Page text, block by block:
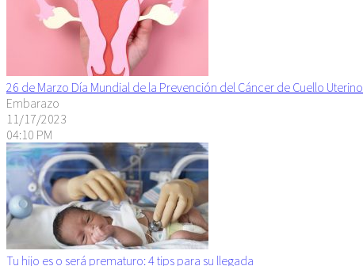
26 de Marzo Día Mundial de la Prevención del Cáncer de Cuello Uterino
Embarazo
11/17/2023
04:10 PM
Tu hijo es o será prematuro: 4 tips para su llegada